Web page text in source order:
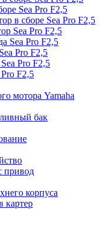
Sea Pro F2,5
в сборе Sea Pro F2,5
Sea Pro F2,5
Sea Pro F2,5
Pro F2,5
Pro F2,5
F2,5
мотора Yamaha
бак
привод
корпуса
картер